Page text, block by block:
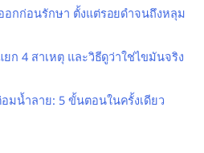
กก่อนรักษา ตั้งแต่รอยดำจนถึงหลุม
ก 4 สาเหตุ และวิธีดูว่าใช่ไขมันจริง
มน้ำลาย: 5 ขั้นตอนในครั้งเดียว